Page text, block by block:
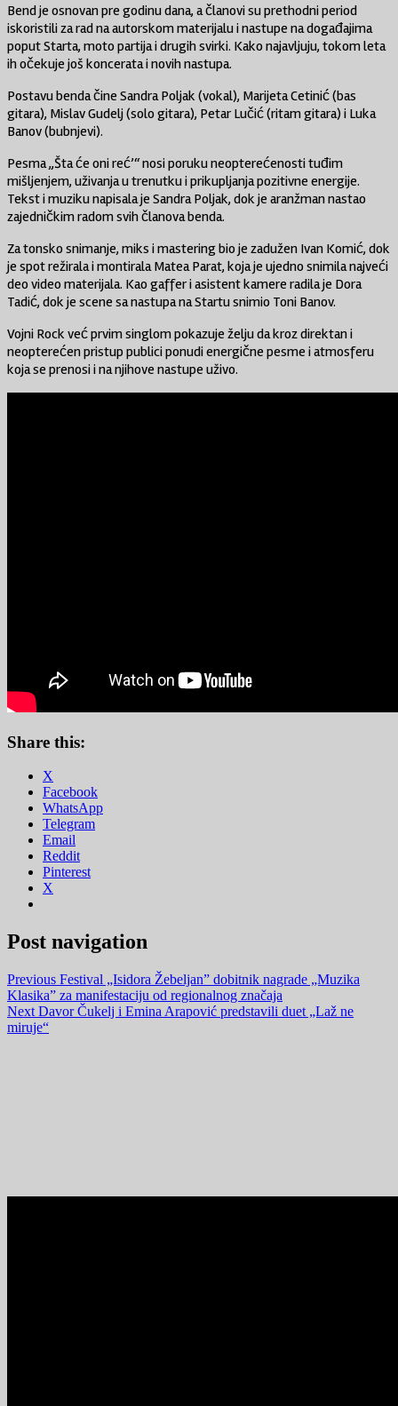
Bend je osnovan pre godinu dana, a članovi su prethodni period
iskoristili za rad na autorskom materijalu i nastupe na događajima
poput Starta, moto partija i drugih svirki. Kako najavljuju, tokom leta
ih očekuje još koncerata i novih nastupa.
Postavu benda čine Sandra Poljak (vokal), Marijeta Cetinić (bas
gitara), Mislav Gudelj (solo gitara), Petar Lučić (ritam gitara) i Luka
Banov (bubnjevi).
Pesma „Šta će oni reć’“ nosi poruku neopterećenosti tuđim
mišljenjem, uživanja u trenutku i prikupljanja pozitivne energije.
Tekst i muziku napisala je Sandra Poljak, dok je aranžman nastao
zajedničkim radom svih članova benda.
Za tonsko snimanje, miks i mastering bio je zadužen Ivan Komić, dok
je spot režirala i montirala Matea Parat, koja je ujedno snimila najveći
deo video materijala. Kao gaffer i asistent kamere radila je Dora
Tadić, dok je scene sa nastupa na Startu snimio Toni Banov.
Vojni Rock već prvim singlom pokazuje želju da kroz direktan i
neopterećen pristup publici ponudi energične pesme i atmosferu
koja se prenosi i na njihove nastupe uživo.
Share this:
X
Facebook
WhatsApp
Telegram
Email
Reddit
Pinterest
X
Post navigation
Previous Festival „Isidora Žebeljan” dobitnik nagrade „Muzika
Klasika” za manifestaciju od regionalnog značaja
Next Davor Čukelj i Emina Arapović predstavili duet „Laž ne
miruje“